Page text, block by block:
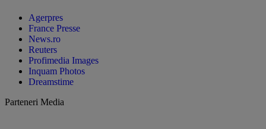
Agerpres
France Presse
News.ro
Reuters
Profimedia Images
Inquam Photos
Dreamstime
Parteneri Media